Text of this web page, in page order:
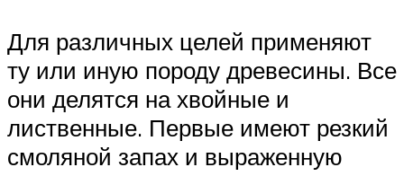
Для различных целей применяют
ту или иную породу древесины. Все
они делятся на хвойные и
лиственные. Первые имеют резкий
смоляной запах и выраженную